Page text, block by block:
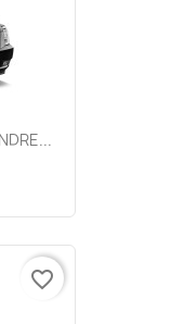
favorite_border